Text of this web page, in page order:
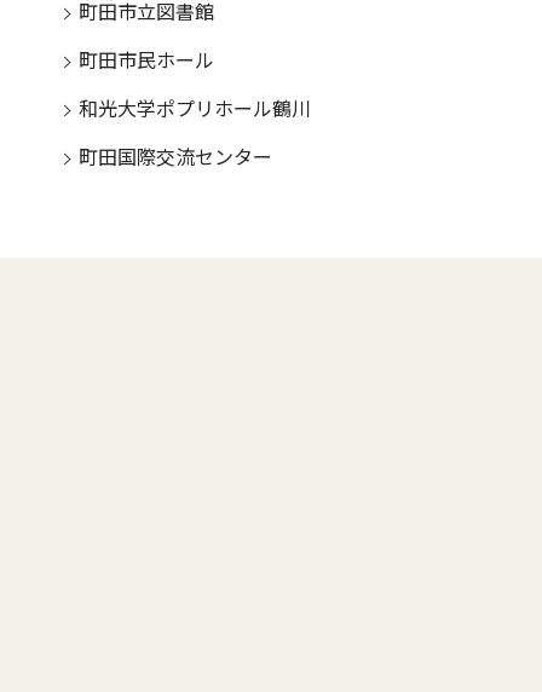
町田市立図書館
町田市民ホール
和光大学ポプリホール鶴川
町田国際交流センター